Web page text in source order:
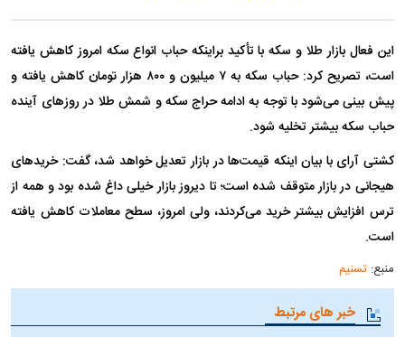
این فعال بازار طلا و سکه با تأکید براینکه حباب انواع سکه امروز کاهش یافته
است، تصریح کرد: حباب سکه به ۷ میلیون و ۸۰۰ هزار تومان کاهش یافته و
پیش بینی می‌شود با توجه به ادامه حراج سکه و شمش طلا در روز‌های آینده
حباب سکه بیشتر تخلیه شود.
کشتی آرای با بیان اینکه قیمت‌ها در بازار تعدیل خواهد شد، گفت: خرید‌های
هیجانی در بازار متوقف شده است؛ تا دیروز بازار خیلی داغ شده بود و همه از
ترس افزایش بیشتر خرید می‌کردند، ولی امروز، سطح معاملات کاهش یافته
است.
منبع:تسنیم
خبر های مرتبط